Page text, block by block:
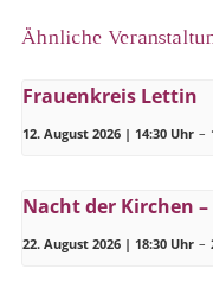
Ähnliche
Frauenkreis Lettin
12. August 2026 | 14:30 Uhr –
Nacht der Kirchen
22. August 2026 | 18:30 Uhr –